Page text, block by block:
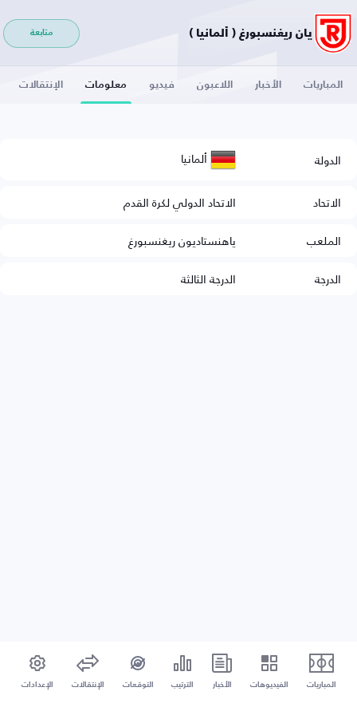
يان ريغنسبورغ ( ألمانيا ) متابعة
المباريات الأخبار اللاعبون فيديو معلومات الإنتقالات
الدولة ألمانيا
الاتحاد
الاتحاد الدولي لكرة القدم
الملعب
ياهنستاديون ريغنسبورغ
الدرجة
الدرجة الثالثة
المباريات الفيديوهات الأخبار الترتيب التوقعات الإنتقالات الإعدادات